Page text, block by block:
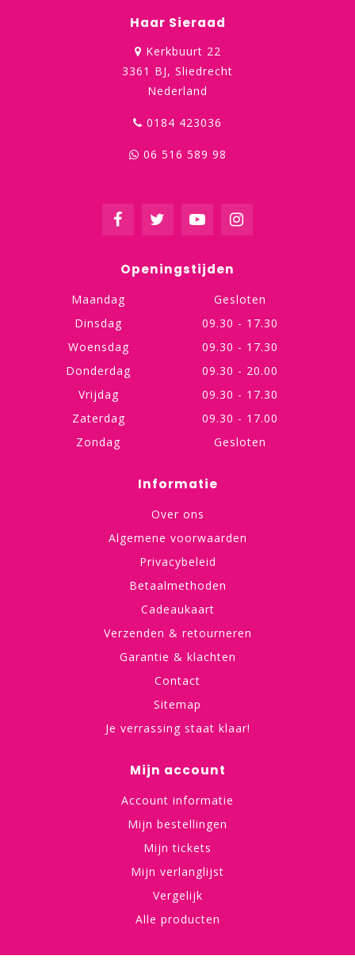
Haar Sieraad
Kerkbuurt 22
3361 BJ, Sliedrecht
Nederland
0184 423036
06 516 589 98
Openingstijden
Maandag
Gesloten
Dinsdag
09.30 - 17.30
Woensdag
09.30 - 17.30
Donderdag
09.30 - 20.00
Vrijdag
09.30 - 17.30
Zaterdag
09.30 - 17.00
Zondag
Gesloten
Informatie
Over ons
Algemene voorwaarden
Privacybeleid
Betaalmethoden
Cadeaukaart
Verzenden & retourneren
Garantie & klachten
Contact
Sitemap
Je verrassing staat klaar!
Mijn account
Account informatie
Mijn bestellingen
Mijn tickets
Mijn verlanglijst
Vergelijk
Alle producten